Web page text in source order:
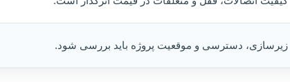
زیرسازی، دسترسی و موقعیت پروژه باید بررسی شود.